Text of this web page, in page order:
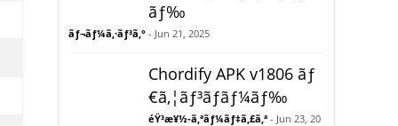
ãƒ‰
ãƒ¬ãƒ¼ã‚·ãƒ³ã‚° - Jun 21, 2025
Chordify APK v1806 ãƒ
€ã‚¦ãƒ³ãƒ­ãƒ¼ãƒ‰
éŸ³æ¥½-ã‚ªãƒ¼ãƒ‡ã‚£ã‚ª - Jun 23, 20